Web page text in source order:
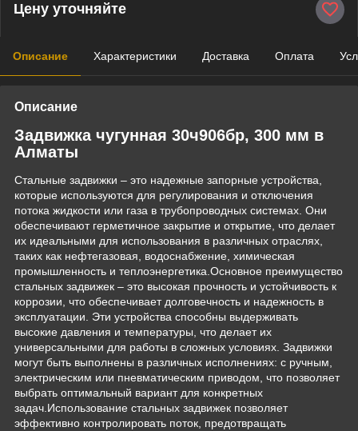
Цену уточняйте
Описание Характеристики Доставка Оплата
Описание
Задвижка чугунная 30ч906бр, 300 мм в
Алматы
Стальные задвижки – это надежные запорные устройства,
которые используются для регулирования и отключения
потока жидкости или газа в трубопроводных системах. Они
обеспечивают герметичное закрытие и открытие, что делает
их идеальными для использования в различных отраслях,
таких как нефтегазовая, водоснабжение, химическая
промышленность и теплоэнергетика.Основное преимущество
стальных задвижек – это высокая прочность и устойчивость к
коррозии, что обеспечивает долговечность и надежность в
эксплуатации. Эти устройства способны выдерживать
высокие давления и температуры, что делает их
универсальными для работы в сложных условиях. Задвижки
могут быть выполнены в различных исполнениях: с ручным,
электрическим или пневматическим приводом, что позволяет
выбрать оптимальный вариант для конкретных
задач.Использование стальных задвижек позволяет
эффективно контролировать поток, предотвращать